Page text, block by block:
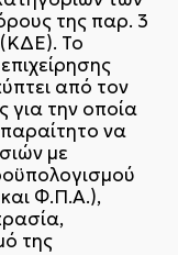
της παρ. 3
Το
από τον
για την οποία
να
με
Φ.Π.Α.),
της